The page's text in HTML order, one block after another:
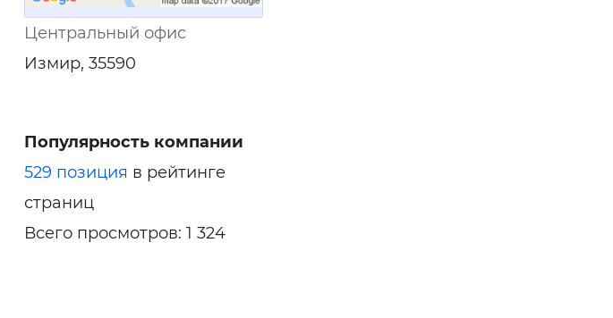
Центральный офис
Измир, 35590
Популярность компании
529 позиция в рейтинге
страниц
Всего просмотров: 1 324